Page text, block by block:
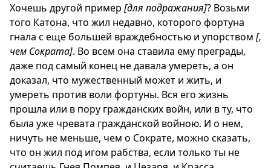
Хочешь другой пример [для подражания]? Возьми
того Катона, что жил недавно, которого фортуна
гнала с еще большей враждебностью и упорством [,
чем Сократа]. Во всем она ставила ему преграды,
даже под самый конец не давала умереть, а он
доказал, что мужественный может и жить, и
умереть против воли фортуны. Вся его жизнь
прошла или в пору гражданских войн, или в ту, что
была уже чревата гражданской войною. И о нем,
ничуть не меньше, чем о Сократе, можно сказать,
что он жил под игом рабства, если только ты не